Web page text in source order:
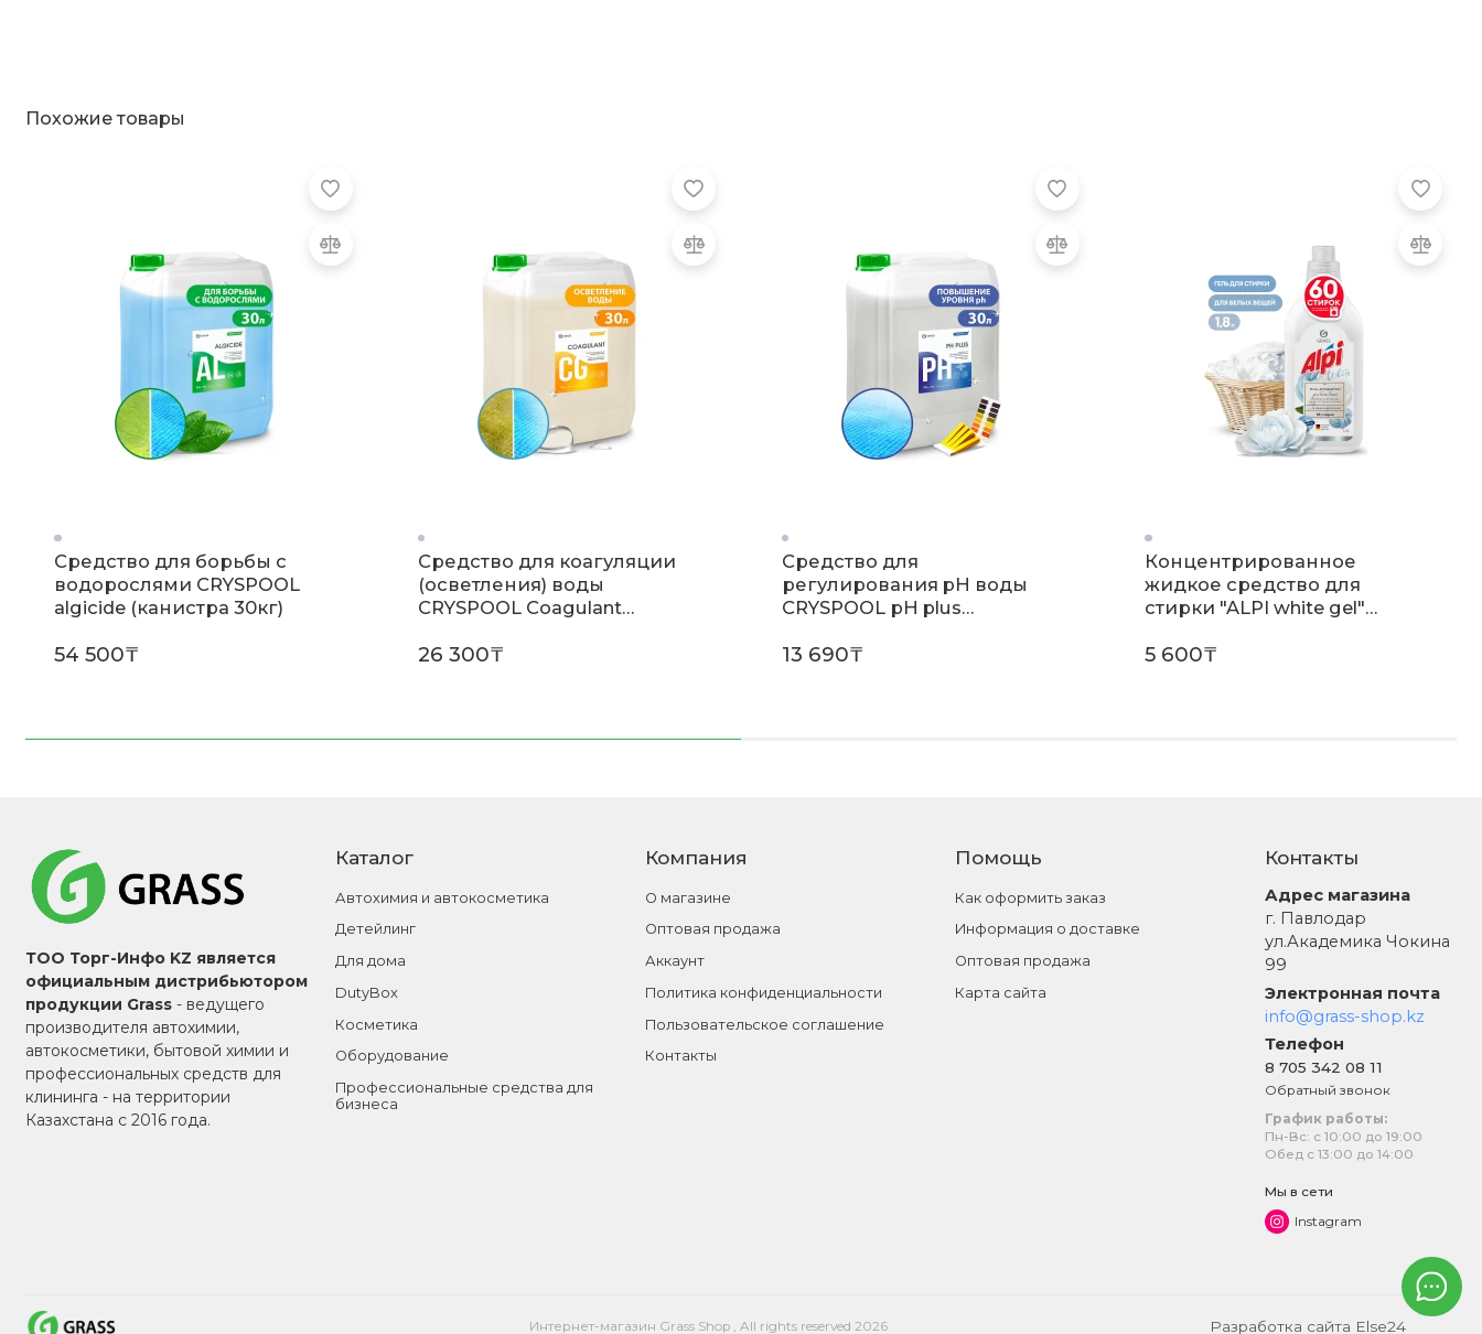
Похожие товары
Средство для борьбы с
водорослями CRYSPOOL
algicide (канистра 30кг)
54 500₸
Средство для коагуляции
(осветления) воды
CRYSPOOL Coagulant
26 300₸
Средство для
регулирования pH воды
CRYSPOOL рН plus
13 690₸
Концентрированное
жидкое средство для
стирки "ALPI white gel"
5 600₸
ТОО Торг-Инфо KZ является
официальным дистрибьютором
продукции Grass- ведущего
производителя автохимии,
автокосметики, бытовой химии и
профессиональных средств для
клининга - на территории
Казахстана с 2016 года.
Каталог
Автохимия и автокосметика
Детейлинг
Для дома
DutyBox
Косметика
Оборудование
Профессиональные средства для
бизнеса
Компания
О магазине
Оптовая продажа
Аккаунт
Политика конфиденциальности
Пользовательское соглашение
Контакты
Помощь
Как оформить заказ
Информация о доставке
Оптовая продажа
Карта сайта
Контакты
Адрес магазина
г. Павлодар
ул.Академика Чокина
99
Электронная почта
info@grass-shop.kz
Телефон
8 705 342 08 11
Обратный звонок
График работы:
Пн-Вс: с 10:00 до 19:00
Обед с 13:00 до 14:00
Мы в сети
Instagram
Интернет-магазин Grass Shop , All rights reserved 2026 Разработка сайта Else24